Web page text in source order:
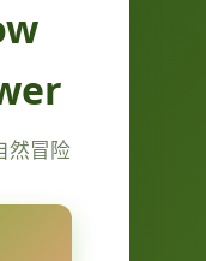
然冒险